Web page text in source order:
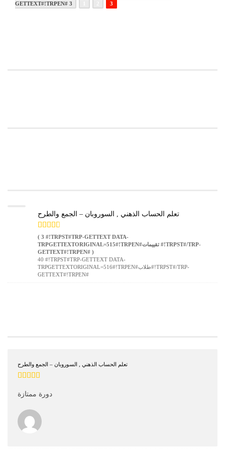
GETTEXT#!TRPEN# 3
3
تعلم الحساب الذهني , السوروبان – الجمع والطرح
( 3 #!TRPST#TRP-GETTEXT DATA-
TRPGETTEXTORIGINAL=515#!TRPEN#تقييمات #!TRPST#/TRP-
GETTEXT#!TRPEN# )
40 #!TRPST#TRP-GETTEXT DATA-
TRPGETTEXTORIGINAL=516#!TRPEN#طلاب#!TRPST#/TRP-
GETTEXT#!TRPEN#
تعلم الحساب الذهني , السوروبان – الجمع والطرح
دورة ممتازة